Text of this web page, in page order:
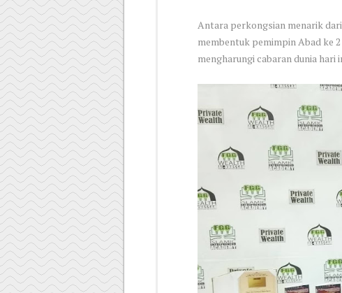
Antara perkongsian menarik
membentuk pemimpin Abad ke
mengharungi cabaran dunia hari